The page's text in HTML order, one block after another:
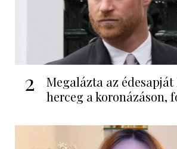
2
Megalázta az
herceg a koronázáson,